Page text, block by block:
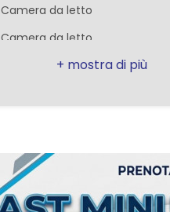
Aria Condizionata
Doccia
Tapparelle
Camera da letto
Camera da letto
Camera da letto
Sala/Soggiorno
Cucina